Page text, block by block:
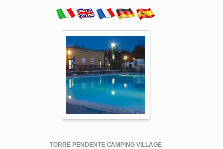
TORRE PENDENTE CAMPING VILLAGE